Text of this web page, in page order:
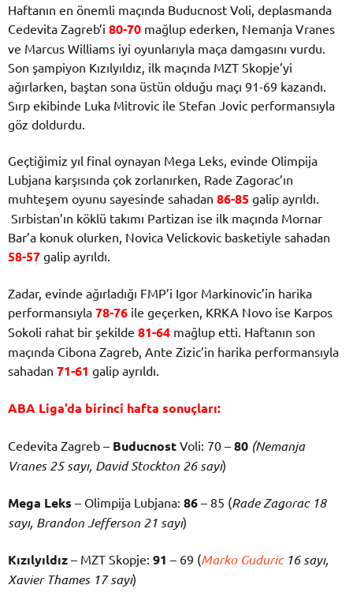
Haftanın en önemli maçında Buducnost Voli, deplasmanda
Cedevita Zagreb’i 80-70 mağlup ederken, Nemanja Vranes
ve Marcus Williams iyi oyunlarıyla maça damgasını vurdu.
Son şampiyon Kızılyıldız, ilk maçında MZT Skopje’yi
ağırlarken, baştan sona üstün olduğu maçı 91-69 kazandı.
Sırp ekibinde Luka Mitrovic ile Stefan Jovic performansıyla
göz doldurdu.
Geçtiğimiz yıl final oynayan Mega Leks, evinde Olimpija
Lubjana karşısında çok zorlanırken, Rade Zagorac’ın
muhteşem oyunu sayesinde sahadan 86-85 galip ayrıldı.
Sırbistan’ın köklü takımı Partizan ise ilk maçında Mornar
Bar’a konuk olurken, Novica Velickovic basketiyle sahadan
58-57 galip ayrıldı.
Zadar, evinde ağırladığı FMP’i Igor Markinovic’in harika
performansıyla 78-76 ile geçerken, KRKA Novo ise Karpos
Sokoli rahat bir şekilde 81-64 mağlup etti. Haftanın son
maçında Cibona Zagreb, Ante Zizic’in harika performansıyla
sahadan 71-61 galip ayrıldı.
ABA Liga’da birinci hafta sonuçları:
Cedevita Zagreb – Buducnost Voli: 70 – 80 (Nemanja
Vranes 25 sayı, David Stockton 26 sayı)
Mega Leks – Olimpija Lubjana: 86 – 85 (Rade Zagorac 18
sayı, Brandon Jefferson 21 sayı)
Kızılyıldız – MZT Skopje: 91 – 69 (Marko Guduric16 sayı,
Xavier Thames 17 sayı)